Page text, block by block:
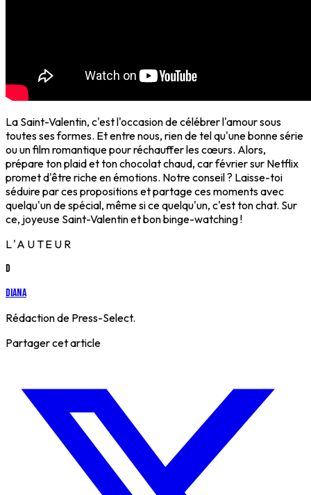
La Saint-Valentin, c'est l'occasion de célébrer l'amour sous
toutes ses formes. Et entre nous, rien de tel qu'une bonne série
ou un film romantique pour réchauffer les cœurs. Alors,
prépare ton plaid et ton chocolat chaud, car février sur Netflix
promet d'être riche en émotions. Notre conseil ? Laisse-toi
séduire par ces propositions et partage ces moments avec
quelqu'un de spécial, même si ce quelqu'un, c'est ton chat. Sur
ce, joyeuse Saint-Valentin et bon binge-watching !
L'AUTEUR
D
Diana
Rédaction de Press-Select.
Partager cet article